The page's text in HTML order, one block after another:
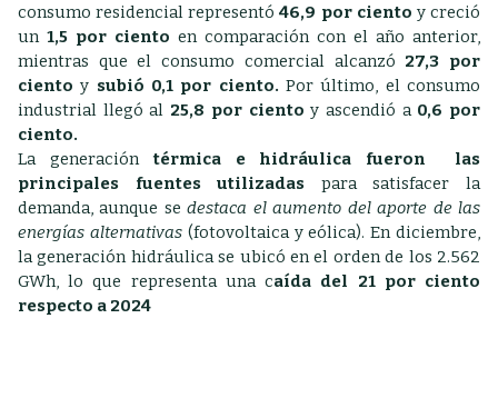
consumo residencial representó 46,9 por ciento y creció
un1,5 por ciento en comparación con el año anterior,
mientras que el consumo comercial alcanzó 27,3 por
cientoy subió 0,1 por ciento. Por último, el consumo
industrial llegó al 25,8 por ciento y ascendió a 0,6 por
ciento.
La generacióntérmica e hidráulica fueron las
principales fuentes utilizadas para satisfacer la
demanda, aunque sedestaca el aumento del aporte de las
energías alternativas(fotovoltaica y eólica). En diciembre,
la generación hidráulica se ubicó en el orden de los 2.562
GWh, lo que representa una caída del 21 por ciento
respecto a 2024